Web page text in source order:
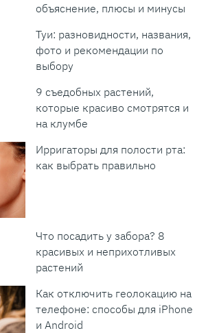
объяснение, плюсы и минусы
Туи: разновидности, названия,
фото и рекомендации по
выбору
9 съедобных растений,
которые красиво смотрятся и
на клумбе
Ирригаторы для полости рта:
как выбрать правильно
Что посадить у забора? 8
красивых и неприхотливых
растений
Как отключить геолокацию на
телефоне: способы для iPhone
и Android